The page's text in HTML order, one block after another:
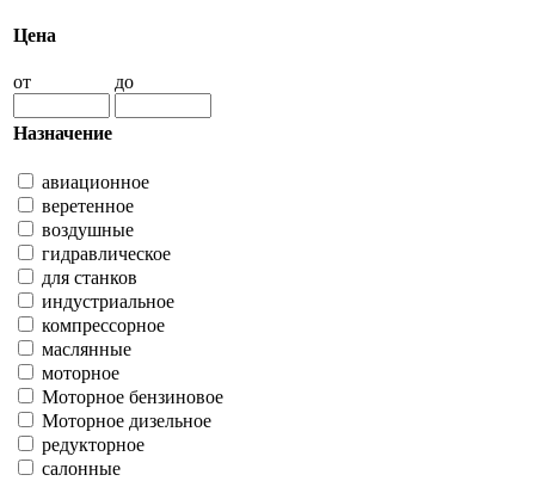
Цена
от до
Назначение
авиационное
веретенное
воздушные
гидравлическое
для станков
индустриальное
компрессорное
маслянные
моторное
Моторное бензиновое
Моторное дизельное
редукторное
салонные